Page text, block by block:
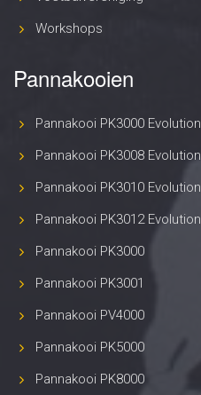
Workshops
Pannakooien
Pannakooi PK3000 Evolution
Pannakooi PK3008 Evolution
Pannakooi PK3010 Evolution
Pannakooi PK3012 Evolution
Pannakooi PK3000
Pannakooi PK3001
Pannakooi PV4000
Pannakooi PK5000
Pannakooi PK8000